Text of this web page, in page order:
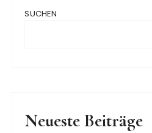
SUCHEN
Neueste Beiträge